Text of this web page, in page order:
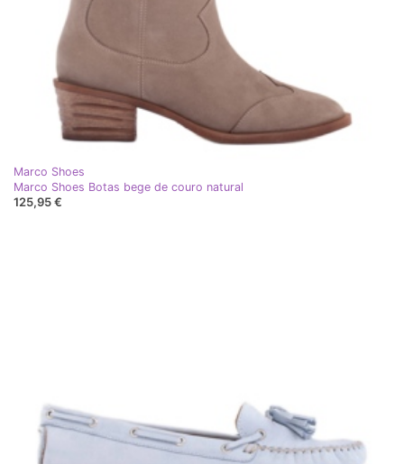
Marco Shoes
Marco Shoes Botas bege de couro natural
125,95 €